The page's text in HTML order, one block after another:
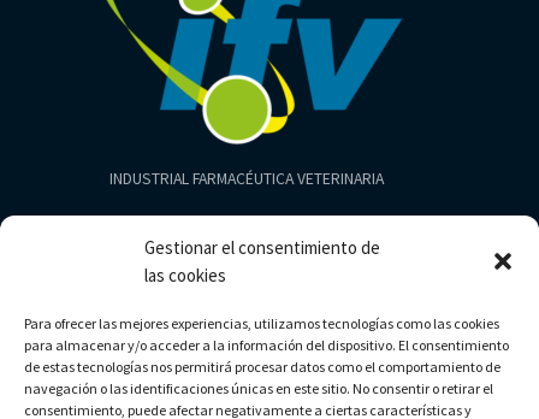
Gestionar el consentimiento de
las cookies
Para ofrecer las mejores experiencias, utilizamos tecnologías como las cookies
para almacenar y/o acceder a la información del dispositivo. El consentimiento
de estas tecnologías nos permitirá procesar datos como el comportamiento de
navegación o las identificaciones únicas en este sitio. No consentir o retirar el
consentimiento, puede afectar negativamente a ciertas características y
INDUSTRIAL FARMACÉUTICA VETERINARIA
Productos
Bovinos
Limpieza